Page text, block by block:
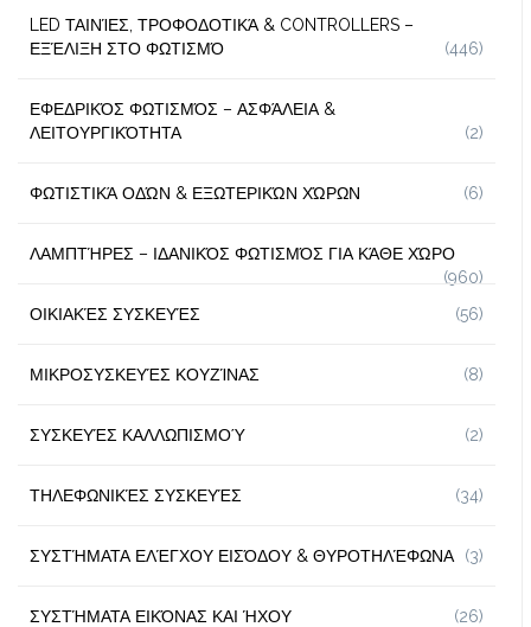
LED ΤΑΙΝΊΕΣ, ΤΡΟΦΟΔΟΤΙΚΆ & CONTROLLERS –
ΕΞΈΛΙΞΗ ΣΤΟ ΦΩΤΙΣΜΌ
(446)
ΕΦΕΔΡΙΚΌΣ ΦΩΤΙΣΜΌΣ – ΑΣΦΆΛΕΙΑ &
ΛΕΙΤΟΥΡΓΙΚΌΤΗΤΑ
(2)
ΦΩΤΙΣΤΙΚΆ ΟΔΏΝ & ΕΞΩΤΕΡΙΚΏΝ ΧΏΡΩΝ (6)
ΛΑΜΠΤΉΡΕΣ – ΙΔΑΝΙΚΌΣ ΦΩΤΙΣΜΌΣ ΓΙΑ ΚΆΘΕ ΧΏΡΟ
(960)
ΟΙΚΙΑΚΈΣ ΣΥΣΚΕΥΈΣ
(56)
ΜΙΚΡΟΣΥΣΚΕΥΈΣ ΚΟΥΖΊΝΑΣ (8)
ΣΥΣΚΕΥΈΣ ΚΑΛΛΩΠΙΣΜΟΎ (2)
ΤΗΛΕΦΩΝΙΚΈΣ ΣΥΣΚΕΥΈΣ (34)
ΣΥΣΤΉΜΑΤΑ ΕΛΈΓΧΟΥ ΕΙΣΌΔΟΥ & ΘΥΡΟΤΗΛΈΦΩΝΑ (3)
ΣΥΣΤΉΜΑΤΑ ΕΙΚΌΝΑΣ ΚΑΙ ΉΧΟΥ (26)